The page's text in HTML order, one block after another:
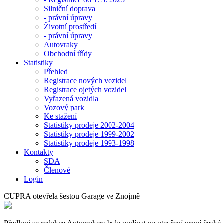
Silniční doprava
- právní úpravy
Životní prostředí
- právní úpravy
Autovraky
Obchodní třídy
Statistiky
Přehled
Registrace nových vozidel
Registrace ojetých vozidel
Vyřazená vozidla
Vozový park
Ke stažení
Statistiky prodeje 2002-2004
Statistiky prodeje 1999-2002
Statistiky prodeje 1993-1998
Kontakty
SDA
Členové
Login
CUPRA otevřela šestou Garage ve Znojmě